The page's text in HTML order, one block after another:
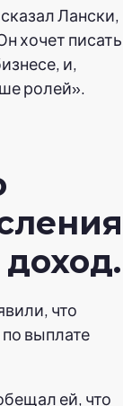
Лански,
хочет писать
и,
ролей».
что
выплате
ей, что